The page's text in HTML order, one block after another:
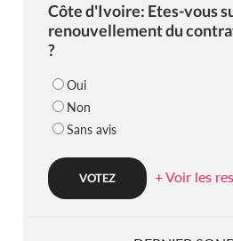
Côte d'Ivoire: Etes-vous
renouvellement du
?
Oui
Non
Sans avis
+ Voir les